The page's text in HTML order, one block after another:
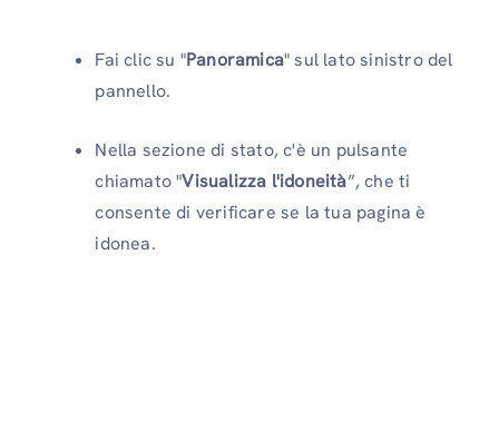
Fai clic su "Panoramica" sul lato sinistro del
pannello.
Nella sezione di stato, c'è un pulsante
chiamato "Visualizza l'idoneità”, che ti
consente di verificare se la tua pagina è
idonea.